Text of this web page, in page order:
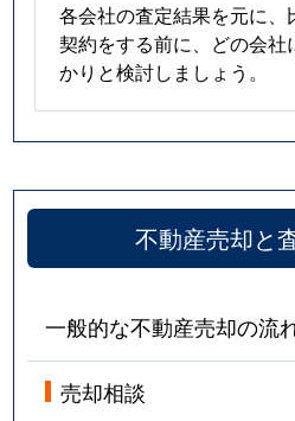
各会社の査定結果を元に、
契約をする前に、どの会社
かりと検討しましょう。
不動産売却と
一般的な不動産売却の流
売却相談